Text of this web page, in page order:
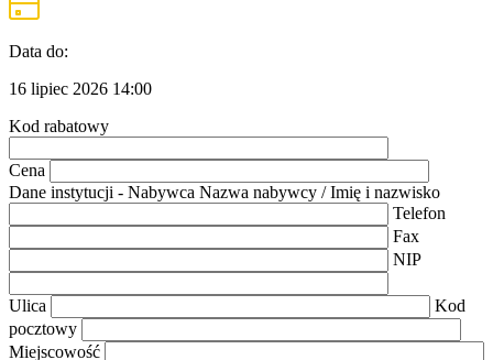
Data do:
16 lipiec 2026 14:00
Kod rabatowy
Cena
Dane instytucji - Nabywca Nazwa nabywcy / Imię i nazwisko
Telefon
Fax
NIP
Ulica
Kod
pocztowy
Miejscowość